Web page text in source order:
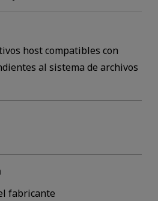
host compatibles con
al sistema de archivos
fabricante